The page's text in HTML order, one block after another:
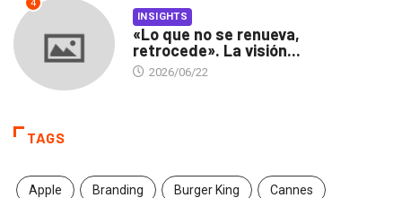
4
INSIGHTS
«Lo que no se renueva,
retrocede». La visión...
2026/06/22
TAGS
Apple Branding Burger King Cannes